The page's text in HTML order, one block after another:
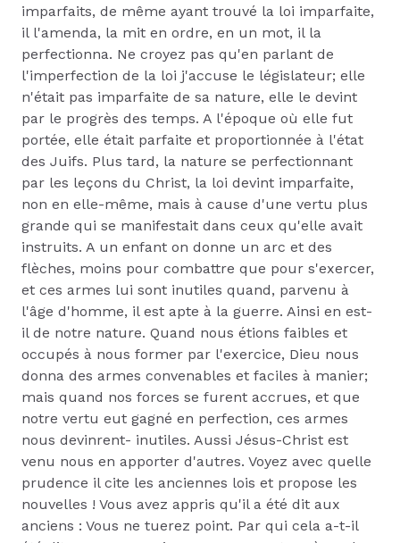
imparfaits, de même ayant trouvé la loi imparfaite,
il l'amenda, la mit en ordre, en un mot, il la
perfectionna. Ne croyez pas qu'en parlant de
l'imperfection de la loi j'accuse le législateur; elle
n'était pas imparfaite de sa nature, elle le devint
par le progrès des temps. A l'époque où elle fut
portée, elle était parfaite et proportionnée à l'état
des Juifs. Plus tard, la nature se perfectionnant
par les leçons du Christ, la loi devint imparfaite,
non en elle-même, mais à cause d'une vertu plus
grande qui se manifestait dans ceux qu'elle avait
instruits. A un enfant on donne un arc et des
flèches, moins pour combattre que pour s'exercer,
et ces armes lui sont inutiles quand, parvenu à
l'âge d'homme, il est apte à la guerre. Ainsi en est-
il de notre nature. Quand nous étions faibles et
occupés à nous former par l'exercice, Dieu nous
donna des armes convenables et faciles à manier;
mais quand nos forces se furent accrues, et que
notre vertu eut gagné en perfection, ces armes
nous devinrent- inutiles. Aussi Jésus-Christ est
venu nous en apporter d'autres. Voyez avec quelle
prudence il cite les anciennes lois et propose les
nouvelles ! Vous avez appris qu'il a été dit aux
anciens : Vous ne tuerez point. Par qui cela a-t-il